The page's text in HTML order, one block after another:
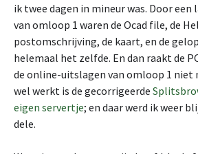
ik twee dagen in mineur was. Door
van omloop 1 waren de Ocad file, de
postomschrijving, de kaart, en de
helemaal het zelfde. En dan raakt de
de online-uitslagen van omloop 1 niet
wel werkt is de gecorrigeerde
eigen servertje; en daar werd ik weer
dele.